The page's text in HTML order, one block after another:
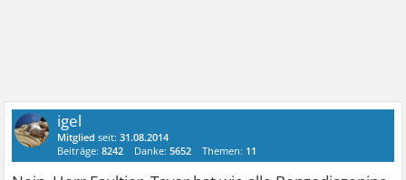
igel
Mitglied seit:31.08.2014
Beiträge:8242 Danke:5652 Themen: 11